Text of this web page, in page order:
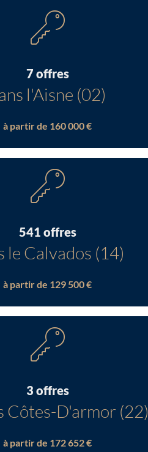
7 offres
l'Aisne (02)
à partir de 160 000 €
541 offres
le Calvados (14)
à partir de 129 500 €
3 offres
Côtes-D'armor (22)
à partir de 172 652 €